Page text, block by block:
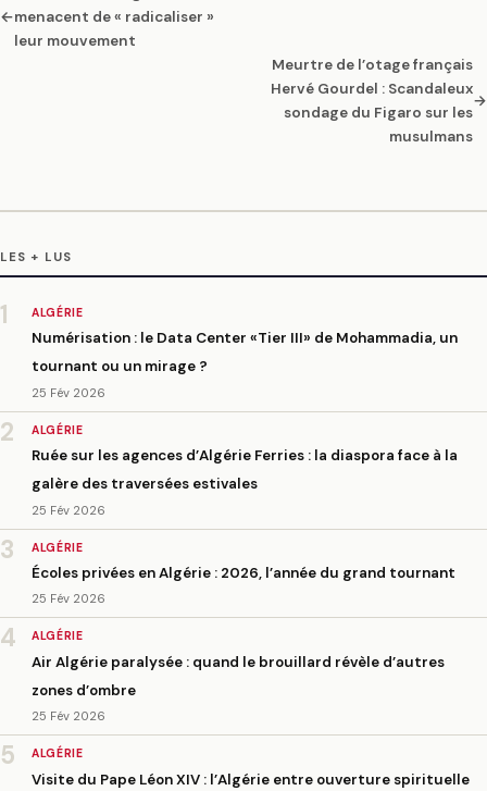
←menacent de « radicaliser »
leur mouvement
Meurtre de l’otage français
Hervé Gourdel : Scandaleux
sondage du Figaro sur les
musulmans
→
LES + LUS
1 ALGÉRIE
Numérisation : le Data Center «Tier III» de Mohammadia, un
tournant ou un mirage ?
25 Fév 2026
2 ALGÉRIE
Ruée sur les agences d’Algérie Ferries : la diaspora face à la
galère des traversées estivales
25 Fév 2026
3 ALGÉRIE
Écoles privées en Algérie : 2026, l’année du grand tournant
25 Fév 2026
4 ALGÉRIE
Air Algérie paralysée : quand le brouillard révèle d’autres
zones d’ombre
25 Fév 2026
5 ALGÉRIE
Visite du Pape Léon XIV : l’Algérie entre ouverture spirituelle